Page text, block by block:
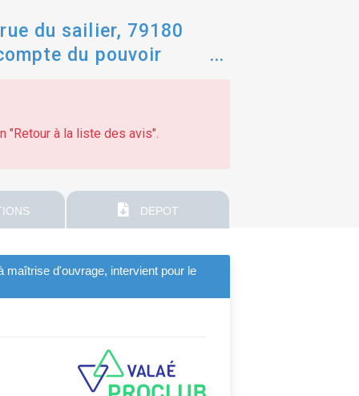
du sailier, 79180
du pouvoir
"Retour à la liste des avis".
DEPOT
maîtrise d'ouvrage, intervient pour le